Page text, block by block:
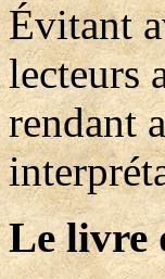
Évitant
lecteurs
rendant
Le livre